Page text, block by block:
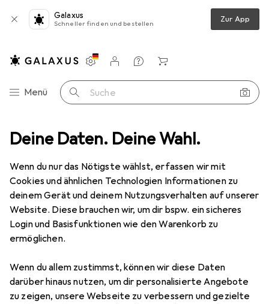
Deine Daten. Deine Wahl.
Wenn du nur das Nötigste wählst, erfassen wir mit
Cookies und ähnlichen Technologien Informationen zu
deinem Gerät und deinem Nutzungsverhalten auf unserer
Website. Diese brauchen wir, um dir bspw. ein sicheres
Login und Basisfunktionen wie den Warenkorb zu
ermöglichen.
Wenn du allem zustimmst, können wir diese Daten
darüber hinaus nutzen, um dir personalisierte Angebote
zu zeigen, unsere Webseite zu verbessern und gezielte
Galaxus
Schneller finden und bestellen Zur App
Navigation nach Kategorien
Menü Suche
Einstellungen
Kundenkonto
Vergleichslisten
Merklisten
Warenkorb
Baby Care
Kategorien anzeigen
Diese Marke gefällt mir